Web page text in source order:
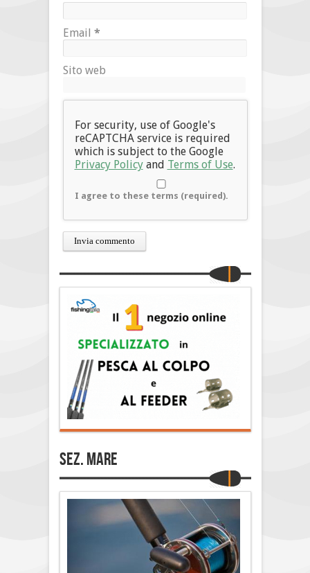
Email *
Sito web
For security, use of Google's
reCAPTCHA service is required
which is subject to the Google
Privacy Policyand Terms of Use.
I agree to these terms (required).
Sez. Mare